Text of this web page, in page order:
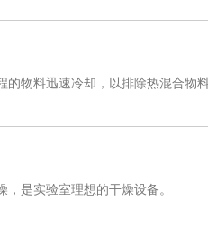
物料迅速冷却，以排除热混合物
是实验室理想的干燥设备。